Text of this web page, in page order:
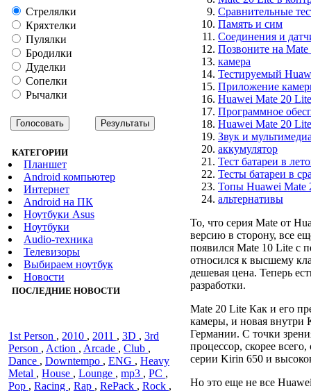
Стрелялки
Кряхтелки
Пулялки
Бродилки
Дуделки
Сопелки
Рычалки
КАТЕГОРИИ
Планшет
Android компьютер
Интернет
Android на ПК
Ноутбуки Asus
Ноутбуки
Audiо-техника
Телевизоры
Выбираем ноутбук
Новости
ПОСЛЕДНИЕ НОВОСТИ
1st Person , 2010 , 2011 , 3D , 3rd
Person , Action , Arcade , Club ,
Dance , Downtempo , ENG , Heavy
Metal , House , Lounge , mp3 , PC ,
Pop , Racing , Rap , RePack , Rock ,
Сравнительные
Память и сим
Соединения и
Позвоните на
камера
Тестируемый
Приложение
Huawei Mate 20
Программное
Huawei Mate 20
Звук и
аккумулятор
Тест батареи в
Тесты батареи в
Топы Huawei Mate
альтернативы
То, что серия Mate от
версию в сторону, все
появился Mate 10 Lite с
относился к высшему
дешевая цена. Теперь
разработки.
Mate 20 Lite Как и его
камеры, и новая внутри
Германии. С точки
процессор, скорее
серии Kirin 650 и
Но это еще не все